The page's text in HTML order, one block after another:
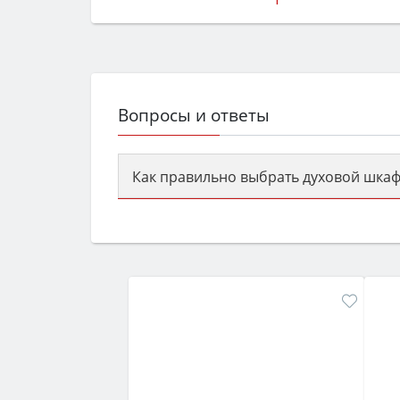
Вопросы и ответы
Как правильно выбрать духовой
семьи, класс энергопотребления не